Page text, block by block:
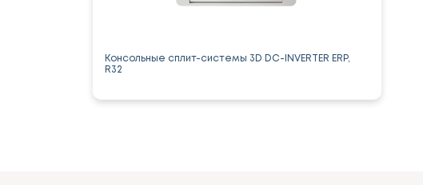
Консольные сплит-системы 3D DC-INVERTER ERP,
R32